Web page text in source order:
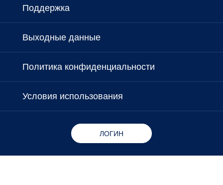
Поддержка
Выходные данные
Политика конфиденциальности
Условия использования
ЛОГИН